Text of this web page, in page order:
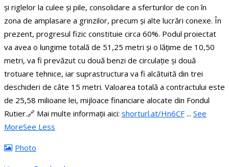
și riglelor la culee și pile, consolidare a sferturilor de con în
zona de amplasare a grinzilor, precum și alte lucrări conexe. În
prezent, progresul fizic constituie circa 60%. Podul proiectat
va avea o lungime totală de 51,25 metri și o lățime de 10,50
metri, va fi prevăzut cu două benzi de circulație și două
trotuare tehnice, iar suprastructura va fi alcătuită din trei
deschideri de câte 15 metri. Valoarea totală a contractului este
de 25,58 milioane lei, mijloace financiare alocate din Fondul
Rutier.🔗 Mai multe informații aici: shorturl.at/Hn6CF ... See
MoreSee Less
Photo